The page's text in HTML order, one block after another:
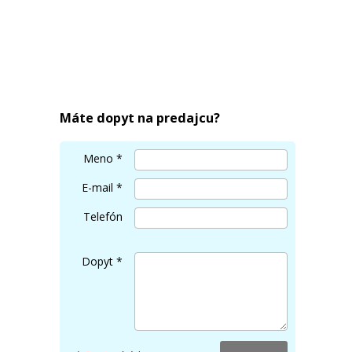
Máte dopyt na predajcu?
Meno *
E-mail *
Telefón
Dopyt *